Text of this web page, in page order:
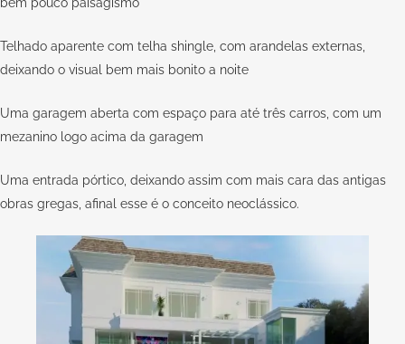
Telhado aparente com telha shingle, com arandelas externas,
deixando o visual bem mais bonito a noite
Uma garagem aberta com espaço para até três carros, com um
mezanino logo acima da garagem
Uma entrada pórtico, deixando assim com mais cara das antigas
obras gregas, afinal esse é o conceito neoclássico.